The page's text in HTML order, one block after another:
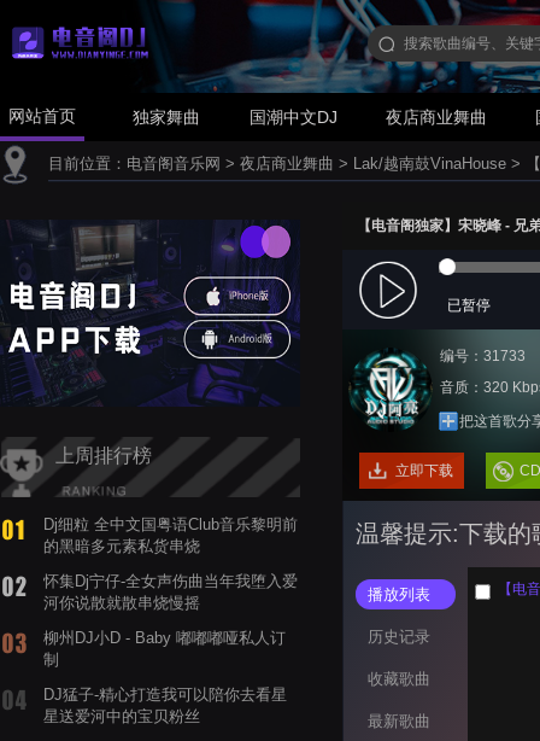
网站首页 独家舞曲 国潮中文DJ 夜店商业舞曲
目前位置： 电音阁音乐网 > 夜店商业舞曲 > Lak/越南鼓VinaHouse >
上周排行榜
Dj细粒 全中文国粤语Club音乐黎明前
的黑暗多元素私货串烧
怀集Dj宁仔-全女声伤曲当年我堕入爱
河你说散就散串烧慢摇
柳州DJ小D - Baby 嘟嘟嘟哑私人订
制
DJ猛子-精心打造我可以陪你去看星
星送爱河中的宝贝粉丝
【电音阁独家】宋晓峰 -
已暂停
编号：31733
音质：320
把这首歌分
立即下载
温馨提示:下载的
播放列表
历史记录
收藏歌曲
最新歌曲
【电